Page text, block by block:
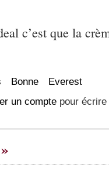
c’est que la
Bonne
Everest
un compte pour